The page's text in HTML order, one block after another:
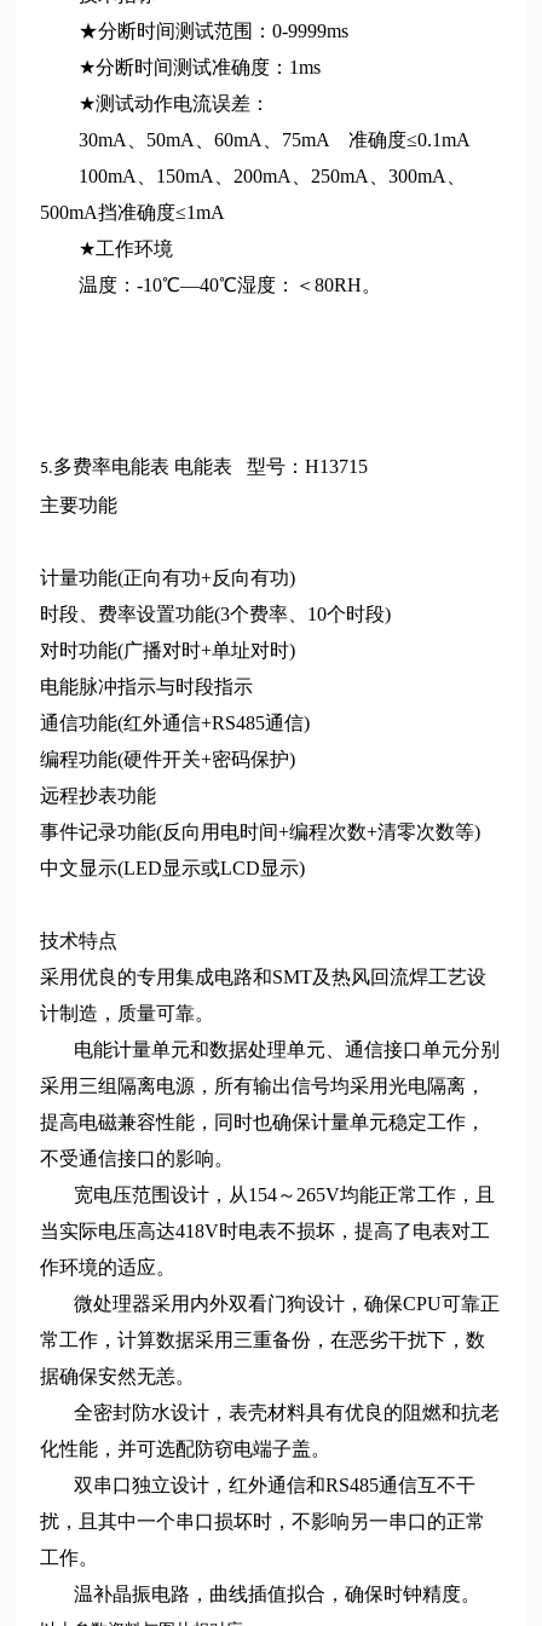
★分断时间测试范围：0-9999ms
★分断时间测试准确度：1ms
★测试动作电流误差：
30mA、50mA、60mA、75mA 准确度≤0.1mA
100mA、150mA、200mA、250mA、300mA、
500mA挡准确度≤1mA
★工作环境
温度：-10℃—40℃湿度：＜80RH。
5.多费率电能表 电能表 型号：H13715
主要功能
计量功能(正向有功+反向有功)
时段、费率设置功能(3个费率、10个时段)
对时功能(广播对时+单址对时)
电能脉冲指示与时段指示
通信功能(红外通信+RS485通信)
编程功能(硬件开关+密码保护)
远程抄表功能
事件记录功能(反向用电时间+编程次数+清零次数等)
中文显示(LED显示或LCD显示)
技术特点
采用优良的专用集成电路和SMT及热风回流焊工艺设
计制造，质量可靠。
电能计量单元和数据处理单元、通信接口单元分别
采用三组隔离电源，所有输出信号均采用光电隔离，
提高电磁兼容性能，同时也确保计量单元稳定工作，
不受通信接口的影响。
宽电压范围设计，从154～265V均能正常工作，且
当实际电压高达418V时电表不损坏，提高了电表对工
作环境的适应。
微处理器采用内外双看门狗设计，确保CPU可靠正
常工作，计算数据采用三重备份，在恶劣干扰下，数
据确保安然无恙。
全密封防水设计，表壳材料具有优良的阻燃和抗老
化性能，并可选配防窃电端子盖。
双串口独立设计，红外通信和RS485通信互不干
扰，且其中一个串口损坏时，不影响另一串口的正常
工作。
温补晶振电路，曲线插值拟合，确保时钟精度。